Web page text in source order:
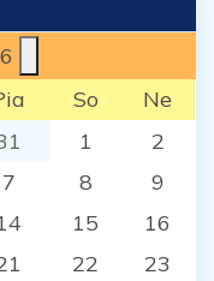
So
Ne
1
2
7 8
9
15
16
22
23